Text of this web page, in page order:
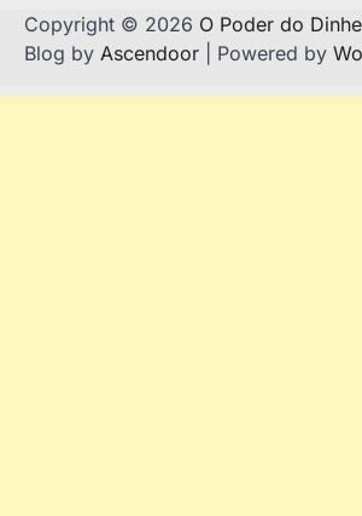
Copyright © 2026 O Poder do
Blog by Ascendoor | Powered by